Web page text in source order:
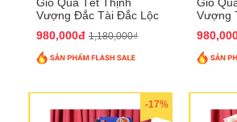
Vượng Đắc Tài Đắc Lộc
980,000đ 1,180,000₫
Vượng
-17%